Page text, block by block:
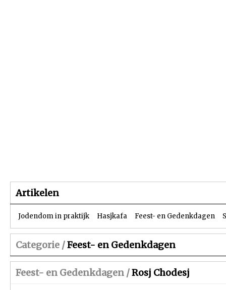
Artikelen
Jodendom in praktijk Hasjkafa Feest- en Gedenkdagen
Categorie /Feest- en Gedenkdagen
Feest- en Gedenkdagen /Rosj Chodesj